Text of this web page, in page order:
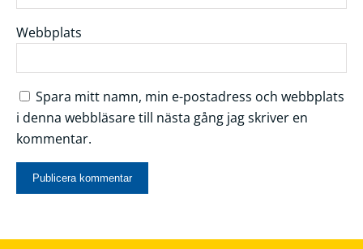
Webbplats
Spara mitt namn, min e-postadress och webbplats
i denna webbläsare till nästa gång jag skriver en
kommentar.